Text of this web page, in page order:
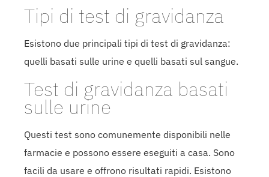
Tipi di test di gravidanza
Esistono due principali tipi di test di gravidanza:
quelli basati sulle urine e quelli basati sul sangue.
Test di gravidanza basati
sulle urine
Questi test sono comunemente disponibili nelle
farmacie e possono essere eseguiti a casa. Sono
facili da usare e offrono risultati rapidi. Esistono